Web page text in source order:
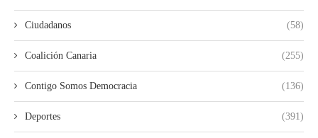
Ciudadanos (58)
Coalición Canaria (255)
Contigo Somos Democracia (136)
Deportes (391)